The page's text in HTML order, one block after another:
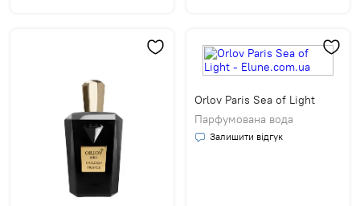
Orlov Paris Sea of Light
Парфумована вода
Залишити відгук